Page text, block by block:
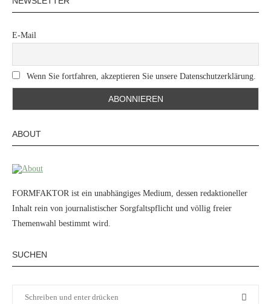
E-Mail
Wenn Sie fortfahren, akzeptieren Sie unsere Datenschutzerklärung.
ABOUT
FORMFAKTOR ist ein unabhängiges Medium, dessen redaktioneller
Inhalt rein von journalistischer Sorgfaltspflicht und völlig freier
Themenwahl bestimmt wird.
SUCHEN